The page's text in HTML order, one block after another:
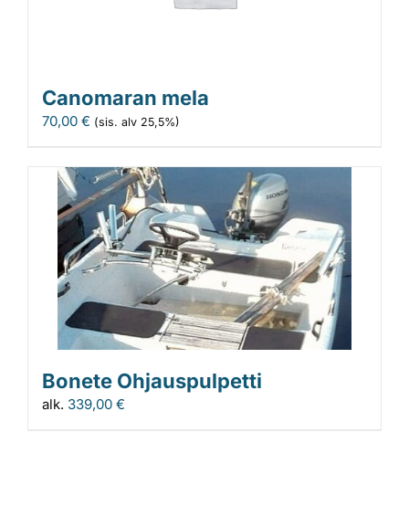
Canomaran mela
70,00 € (sis. alv 25,5%)
Bonete Ohjauspulpetti
alk. 339,00 €